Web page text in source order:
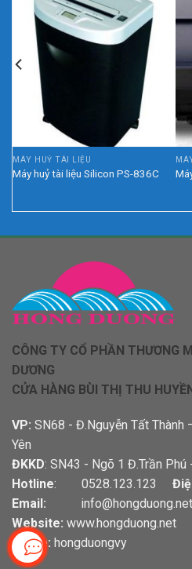
MÁY HUỶ TÀI LIỆU
Máy huỷ tài liệu Silicon PS-836C
CÔNG TY CỔ PHẦN THƯƠNG
DƯƠNG
CỬA HÀNG BÙI THỊ THU
VP: SN68 - Đ.Nguyễn Tất Thành
Yên
ĐKKD: SN43 - Ngõ 1 Đ.Trần Phú
Hotline: 0528.123.123
Email:
info@hongduong.net
Website: www.hongduong.net
Skybe: hongduongvy